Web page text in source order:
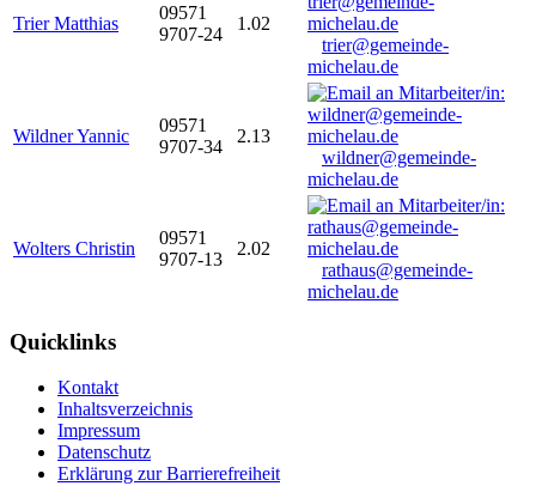
Trier Matthias
09571
9707-24
1.02
trier@gemeinde-
michelau.de
Wildner Yannic
09571
9707-34
2.13
wildner@gemeinde-
michelau.de
Wolters Christin
09571
9707-13
2.02
rathaus@gemeinde-
michelau.de
Quicklinks
Kontakt
Inhaltsverzeichnis
Impressum
Datenschutz
Erklärung zur Barrierefreiheit